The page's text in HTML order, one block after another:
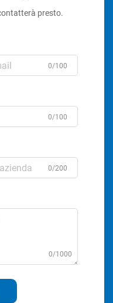
presto.
0/100
0/100
0/200
0/1000